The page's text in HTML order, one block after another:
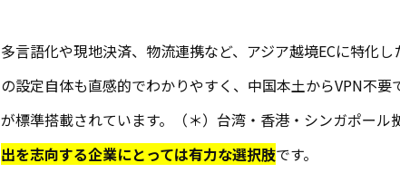
多言語化や現地決済、物流連携など、アジア越境ECに特化
の設定自体も直感的でわかりやすく、中国本土からVPN不
が標準搭載されています。（＊）台湾・香港・シンガポール
出を志向する企業にとっては有力な選択肢です。